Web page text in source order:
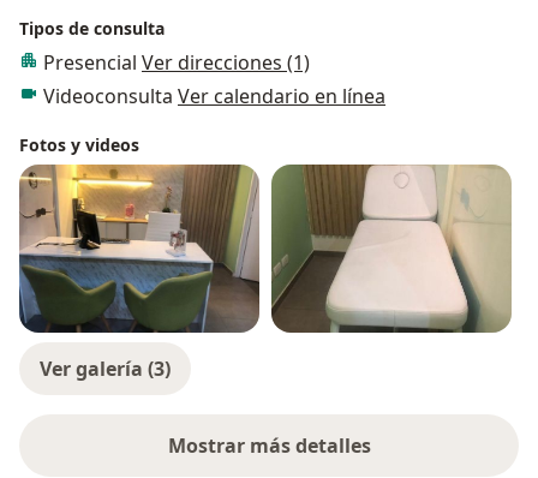
Tipos de consulta
Presencial Ver direcciones (1)
Videoconsulta Ver calendario en línea
Fotos y videos
Ver galería (3)
Mostrar más detalles
sobre la experiencia